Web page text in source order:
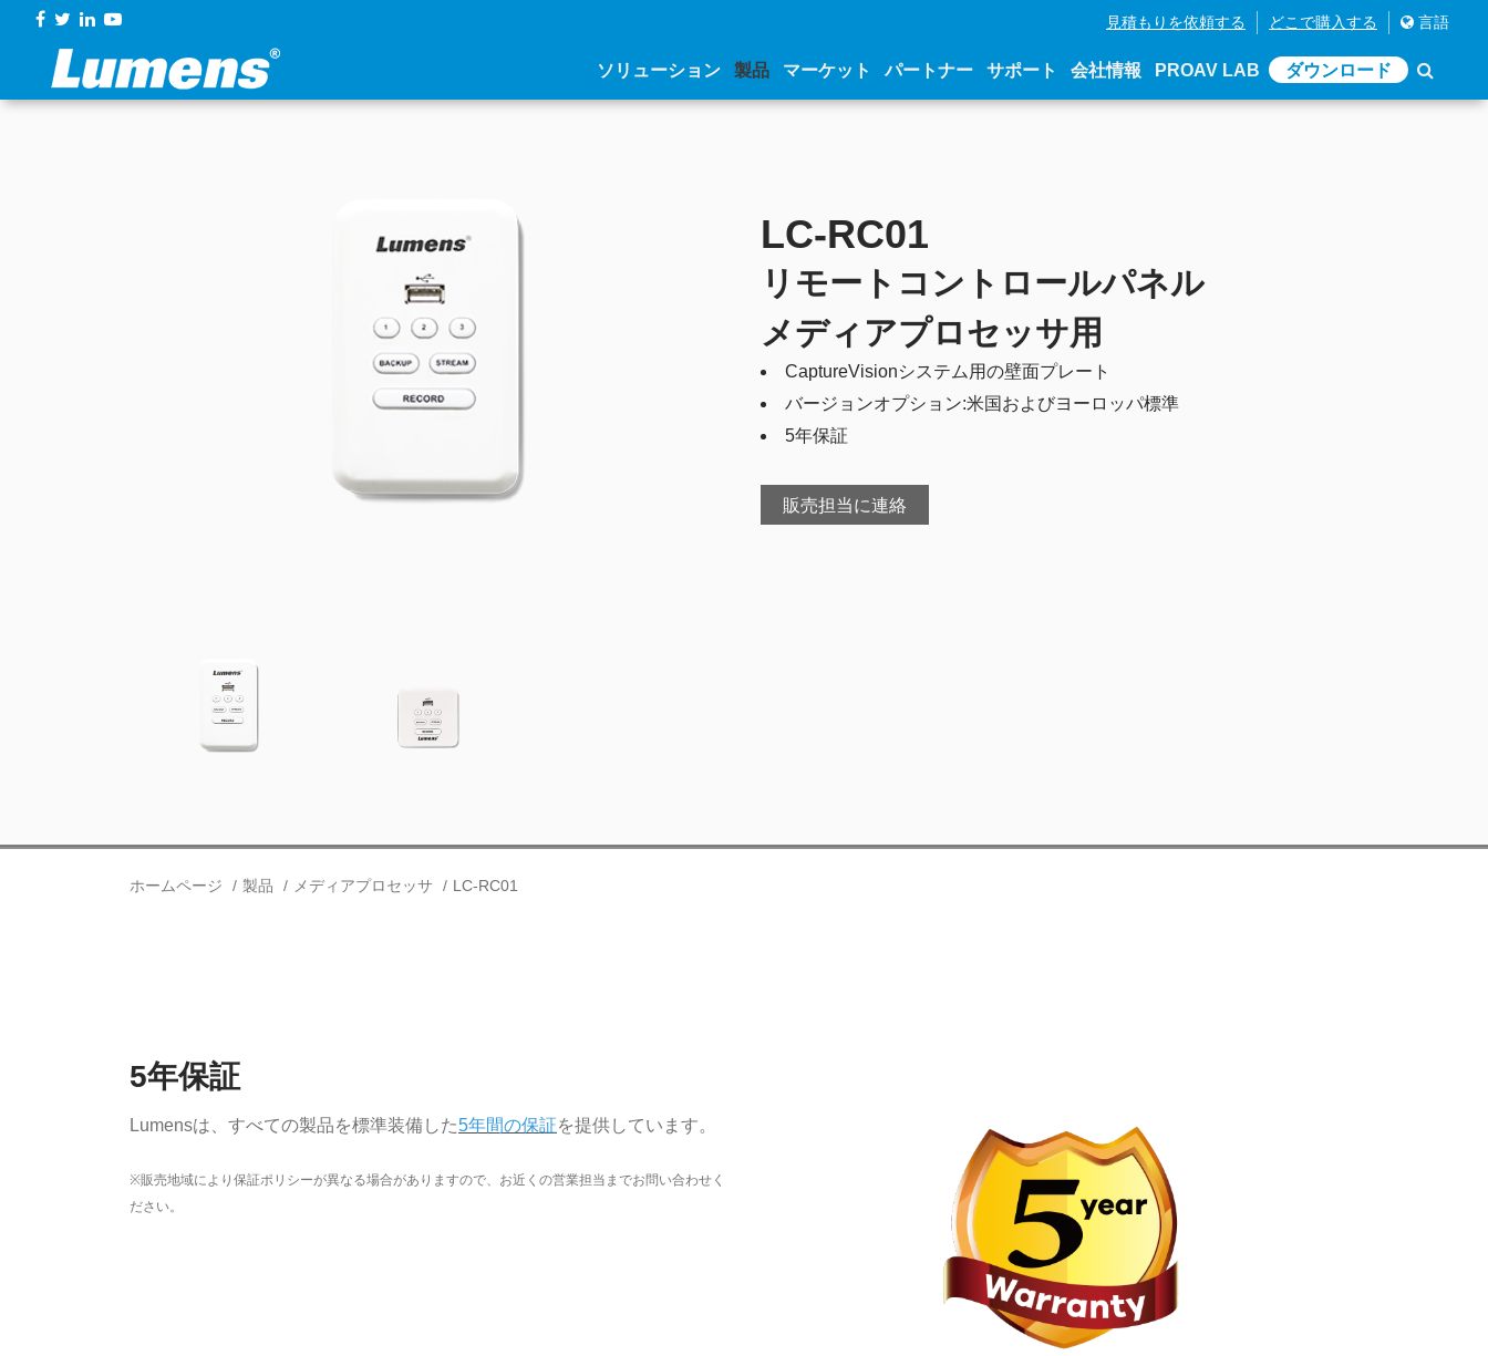
見積もりを依頼する どこで購入する 言語
ソリューション 製品 マーケット パートナー サポート 会社情報 PROAV LAB ダウンロード
LC-RC01
リモートコントロールパネル
メディアプロセッサ用
CaptureVisionシステム用の壁面プレート
バージョンオプション:米国およびヨーロッパ標準
5年保証
販売担当に連絡
ホームページ 製品 メディアプロセッサ LC-RC01
5年保証
Lumensは、すべての製品を標準装備した5年間の保証を提供しています。
※販売地域により保証ポリシーが異なる場合がありますので、お近くの営業担当までお問い合わせく
ださい。